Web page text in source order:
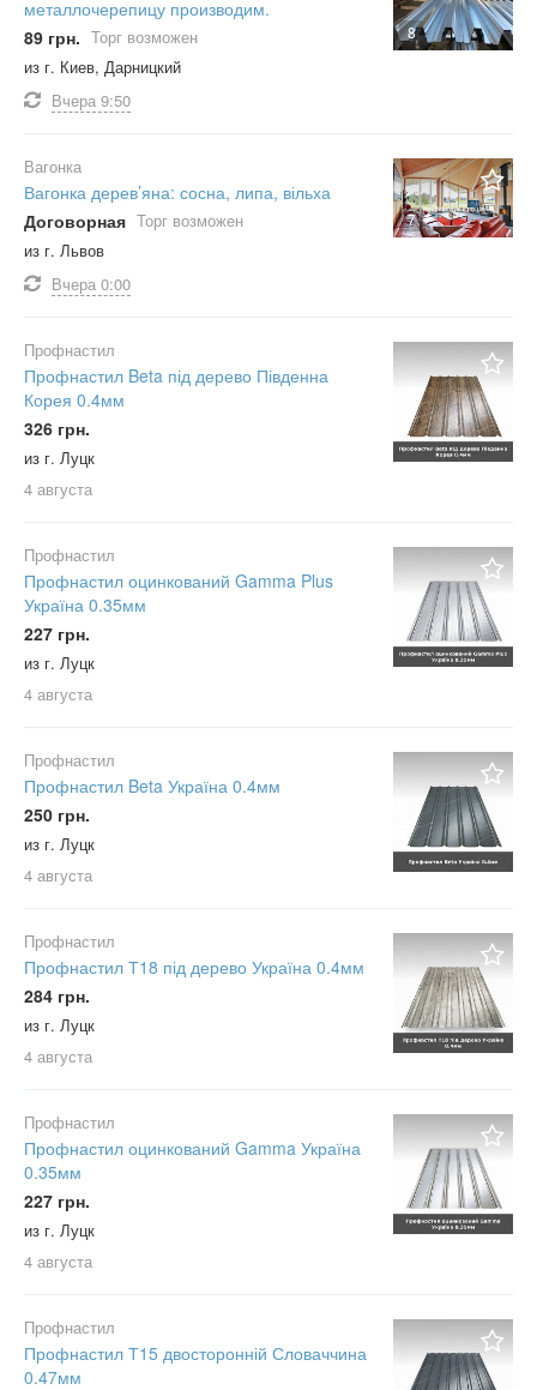
8
металлочерепицу производим.
89 грн. Торг возможен
из г. Киев, Дарницкий
Вчера 9:50
7
Вагонка
Вагонка дерев’яна: сосна, липа, вільха
Договорная Торг возможен
из г. Львов
Вчера 0:00
Профнастил
Профнастил Beta під дерево Південна
Корея 0.4мм
326 грн.
из г. Луцк
4 августа
Профнастил
Профнастил оцинкований Gamma Plus
Україна 0.35мм
227 грн.
из г. Луцк
4 августа
Профнастил
Профнастил Beta Україна 0.4мм
250 грн.
из г. Луцк
4 августа
Профнастил
Профнастил Т18 під дерево Україна 0.4мм
284 грн.
из г. Луцк
4 августа
Профнастил
Профнастил оцинкований Gamma Україна
0.35мм
227 грн.
из г. Луцк
4 августа
Профнастил
Профнастил Т15 двосторонній Словаччина
0.47мм